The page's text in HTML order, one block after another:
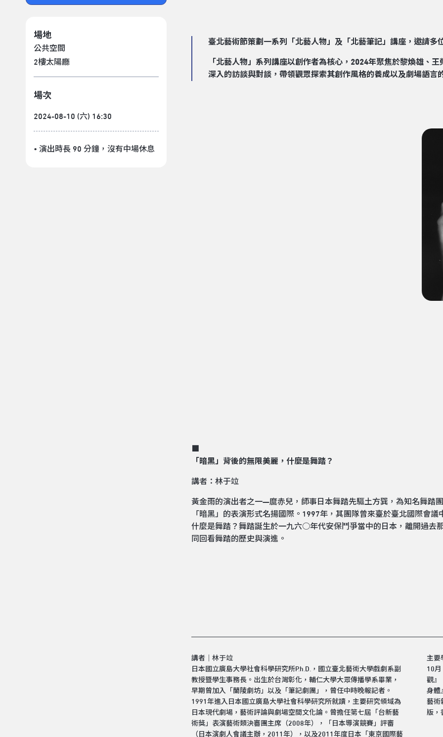
場地
公共空間
2樓太陽廳
場次
2024-08-10 (六) 16:30
• 演出時長 90 分鐘 ，沒有中場休息
臺北藝術節策劃一系列「北藝人物」及「北藝筆記」講座，邀請
「北藝人物」系列講座以創作者為核心，2024年聚焦於黎煥雄、
深入的訪談與對談，帶領觀眾探索其創作風格的養成以及劇場語言
「暗黑」背後的無限美麗，什麼是舞踏？
講者：林于竝
黃金雨的演出者之一—麿赤兒，師事日本舞踏先驅土方巽，為知名舞踏
「暗黑」的表演形式名揚國際。1997年，其團隊曾來臺於臺北國際會議
什麼是舞踏？舞踏誕生於一九六○年代安保鬥爭當中的日本，離開過去
同回看舞踏的歷史與演進。
講者｜林于竝
日本國立廣島大學社會科學研究所P.h.D.，國立臺北藝術大學戲劇系副
教授暨學生事務長。出生於台灣彰化，輔仁大學大眾傳播學系畢業，
早期曾加入「蘭陵劇坊」以及「筆記劇團」，曾任中時晚報記者。
1991年進入日本國立廣島大學社會科學研究所就讀，主要研究領域為
日本現代劇場，藝術評論與劇場空間文化論。曾擔任第七屆「台新藝
術獎」表演藝術類決審團主席（2008年），「日本導演競賽」評審
（日本演劇人會議主辦，2011年），以及2011年度日本「東京國際藝
主要
10
觀』
身體
藝術
版，